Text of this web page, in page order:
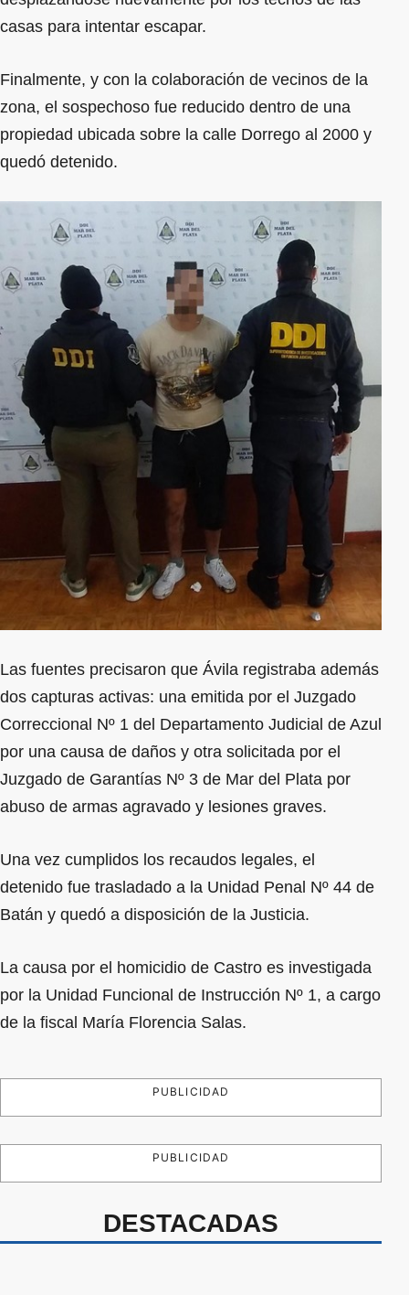
casas para intentar escapar.
Finalmente, y con la colaboración de vecinos de la
zona, el sospechoso fue reducido dentro de una
propiedad ubicada sobre la calle Dorrego al 2000 y
quedó detenido.
Las fuentes precisaron que Ávila registraba además
dos capturas activas: una emitida por el Juzgado
Correccional Nº 1 del Departamento Judicial de Azul
por una causa de daños y otra solicitada por el
Juzgado de Garantías Nº 3 de Mar del Plata por
abuso de armas agravado y lesiones graves.
Una vez cumplidos los recaudos legales, el
detenido fue trasladado a la Unidad Penal Nº 44 de
Batán y quedó a disposición de la Justicia.
La causa por el homicidio de Castro es investigada
por la Unidad Funcional de Instrucción Nº 1, a cargo
de la fiscal María Florencia Salas.
PUBLICIDAD
PUBLICIDAD
DESTACADAS